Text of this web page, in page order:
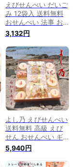
えびせんべい だいご
み 12袋入 送料無料
おせんべい 法事 お
供え 内祝い 詰め合
わせ 誕生日 贈り物
お礼 お祝い 挨拶 引
越し お返し 粗供養
忌明け 快気祝い ギ
フト 退職 昇進 スイ
ーツ 和菓子 お菓子
食べ物 保存食 お取
り寄せ 御歳暮 お歳
暮 お年賀 御年賀 挨
拶 ご挨拶
3,132円
よし乃 えびせんべい
送料無料 高級 えび
せん おせんべい ギ
フト 内祝い お祝い
お礼 法事 お供え 快
気祝い 挨拶 出産祝
5,940円